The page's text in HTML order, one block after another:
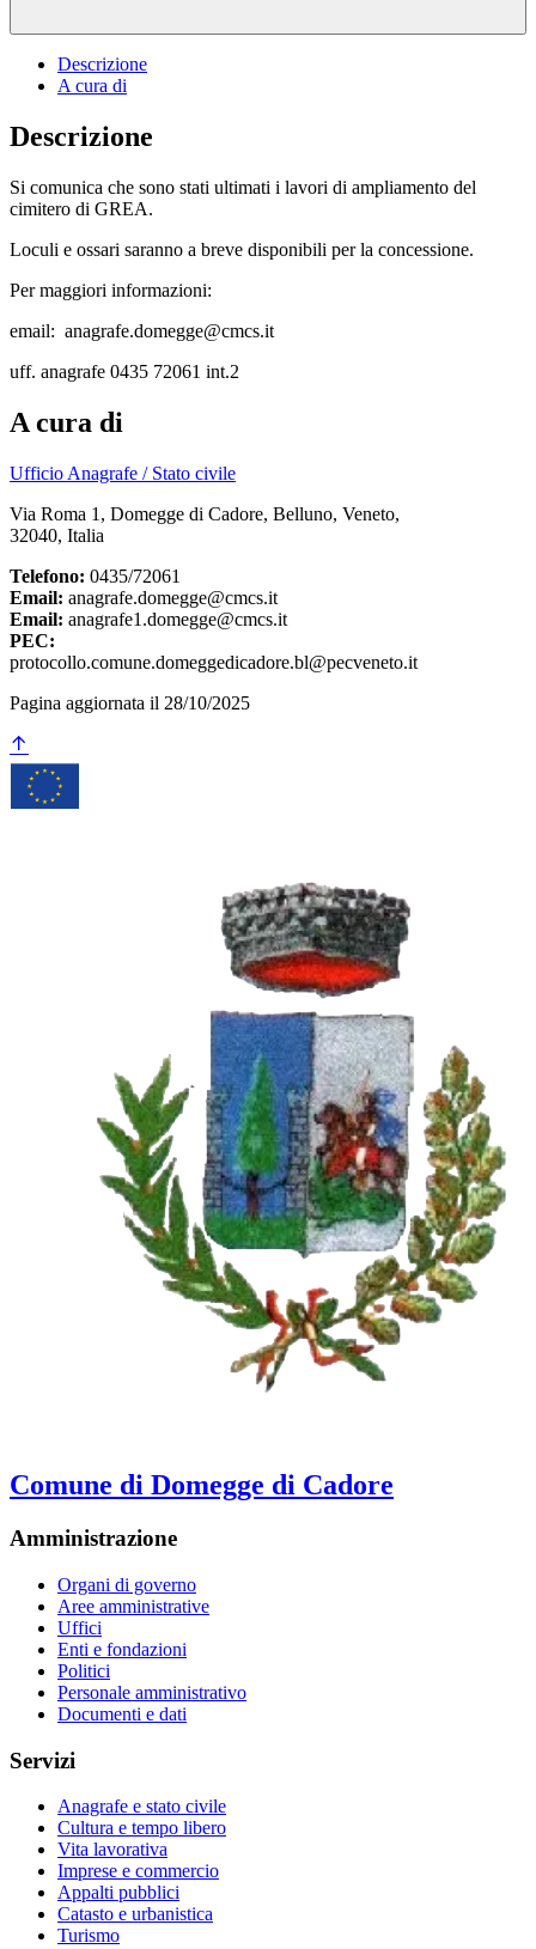
Descrizione
A cura di
Descrizione
Si comunica che sono stati ultimati i lavori di ampliamento del
cimitero di GREA.
Loculi e ossari saranno a breve disponibili per la concessione.
Per maggiori informazioni:
email: anagrafe.domegge@cmcs.it
uff. anagrafe 0435 72061 int.2
A cura di
Ufficio Anagrafe / Stato civile
Via Roma 1, Domegge di Cadore, Belluno, Veneto,
32040, Italia
Telefono: 0435/72061
Email: anagrafe.domegge@cmcs.it
Email: anagrafe1.domegge@cmcs.it
PEC:
protocollo.comune.domeggedicadore.bl@pecveneto.it
Pagina aggiornata il 28/10/2025
Comune di Domegge di Cadore
Amministrazione
Organi di governo
Aree amministrative
Uffici
Enti e fondazioni
Politici
Personale amministrativo
Documenti e dati
Servizi
Anagrafe e stato civile
Cultura e tempo libero
Vita lavorativa
Imprese e commercio
Appalti pubblici
Catasto e urbanistica
Turismo